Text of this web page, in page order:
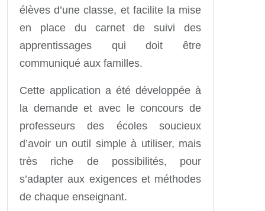
élèves d’une classe, et facilite la mise
en place du carnet de suivi des
apprentissages qui doit être
communiqué aux familles.
Cette application a été développée à
la demande et avec le concours de
professeurs des écoles soucieux
d’avoir un outil simple à utiliser, mais
très riche de possibilités, pour
s’adapter aux exigences et méthodes
de chaque enseignant.